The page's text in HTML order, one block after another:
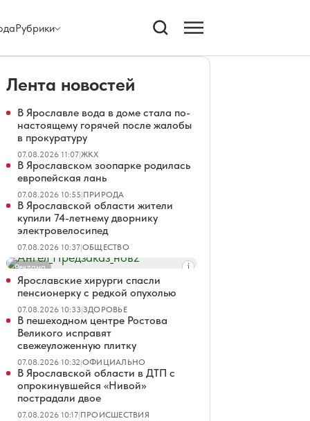
Рубрики
Лента новостей
В Ярославле вода в доме стала по-
настоящему горячей после жалобы
в прокуратуру
07.08.2026 11:07|ЖКХ
В Ярославском зоопарке родилась
европейская лань
07.08.2026 10:55|ПРИРОДА
В Ярославской области жители
купили 74-летнему дворнику
электровелосипед
07.08.2026 10:37|ОБЩЕСТВО
Реклама
Ярославские хирурги спасли
пенсионерку с редкой опухолью
07.08.2026 10:33|ЗДОРОВЬЕ
В пешеходном центре Ростова
Великого исправят
свежеуложенную плитку
07.08.2026 10:32|ОФИЦИАЛЬНО
В Ярославской области в ДТП с
опрокинувшейся «Нивой»
пострадали двое
07.08.2026 10:17|ПРОИСШЕСТВИЯ